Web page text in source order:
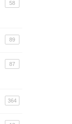
58
89
87
364